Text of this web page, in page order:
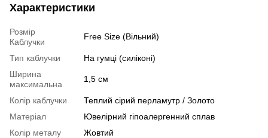
Характеристики
Розмір
Каблучки
Free Size (Вільний)
Тип каблучки
На гумці (силіконі)
Ширина
максимальна
1,5 см
Колір каблучки
Теплий сірий перламутр / Золото
Матеріал
Ювелірний гіпоалергенний сплав
Колір металу
Жовтий